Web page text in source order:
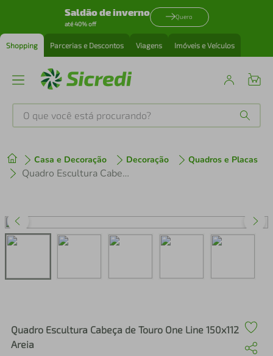
Saldão de inverno
até 40% off
Quero
Shopping Parcerias e Descontos Viagens Imóveis e Veículos
O que você está procurando?
Casa e Decoração Decoração Quadros e Placas
Quadro Escultura Cabeça de Touro One Line 150x112 Areia
Quadro Escultura Cabeça de Touro One Line 150x112
Areia
1º tenis
perfume